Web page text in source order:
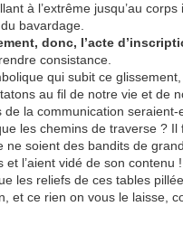
à l’extrême jusqu’au corps
bavardage.
donc, l’acte
consistance.
qui subit ce
au fil de notre vie et de
de la communication seraient-
les chemins de traverse ? Il
ne soient des bandits de
et l’aient vidé de son contenu !
les reliefs de ces tables
et ce rien on vous le laisse,